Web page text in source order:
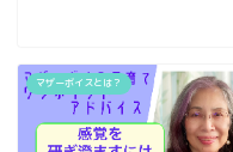
マザーボイスとは？